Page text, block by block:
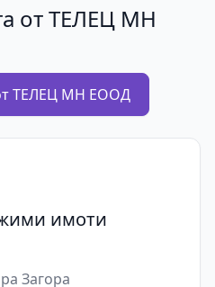
от ТЕЛЕЦ МН
ТЕЛЕЦ МН ЕООД
имоти
Загора